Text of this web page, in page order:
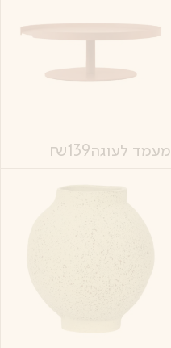
מעמד לעוגה139
₪